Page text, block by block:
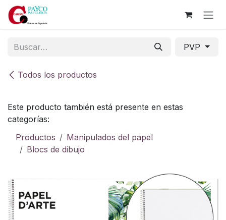
Ir al contenido
Todos los productos
PVP
Este producto también está presente en estas
categorías:
Productos
Manipulados del papel
Blocs de dibujo